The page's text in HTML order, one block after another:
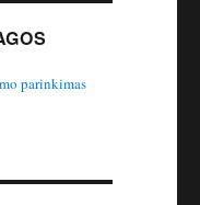
parinkimas